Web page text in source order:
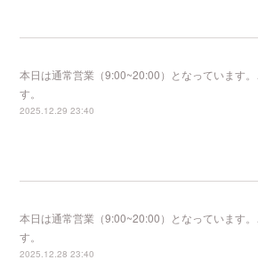
本日は通常営業（9:00~20:00）となっています
す。
2025.12.29 23:40
本日は通常営業（9:00~20:00）となっています
す。
2025.12.28 23:40